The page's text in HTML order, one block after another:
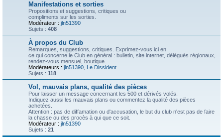
Manifestations et sorties
Propositions et suggestions, critiques ou
compliments sur les sorties.
Modérateur : jln51390
Sujets : 408
À propos du Club
Remarques, suggestions, critiques. Exprimez-vous ici en
ce qui concerne le Club en général : bulletin, site internet, délégués régionaux,
rendez-vous mensuel, boutique.
Modérateurs : jln51390 Le Dissident
Sujets : 118
Vol, mauvais plans, qualité des pièces
Pour laisser un message concernant les 500 et dérivés volés.
Indiquez aussi les mauvais plans ou commentez la qualité des pièces
achetées.
Attention : pas de diffamation ou d'accusation, le but du club n'est pas de faire
la chasse ou des procès à qui que ce soit.
Modérateur : jln51390
Sujets : 21